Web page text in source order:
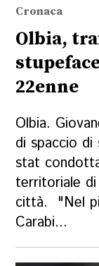
Cronaca
Olbia,
22enne
Olbia.
di spaccio
stat
territoriale
città. "Nel
Carabi...